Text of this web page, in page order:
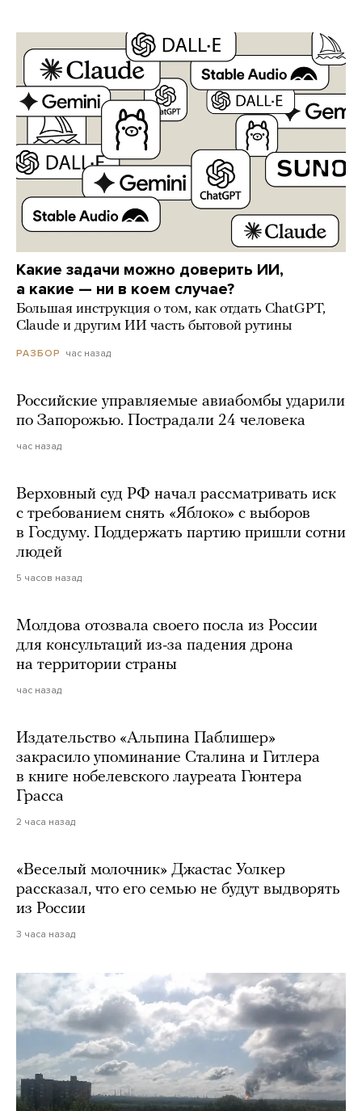
Какие задачи можно доверить ИИ,
а какие — ни в коем случае?
Большая инструкция о том, как отдать ChatGPT,
Claude и другим ИИ часть бытовой рутины
РАЗБОР час назад
Российские управляемые авиабомбы ударили
по Запорожью. Пострадали 24 человека
час назад
Верховный суд РФ начал рассматривать иск
с требованием снять «Яблоко» с выборов
в Госдуму. Поддержать партию пришли сотни
людей
5 часов назад
Молдова отозвала своего посла из России
для консультаций из-за падения дрона
на территории страны
час назад
Издательство «Альпина Паблишер»
закрасило упоминание Сталина и Гитлера
в книге нобелевского лауреата Гюнтера
Грасса
2 часа назад
«Веселый молочник» Джастас Уолкер
рассказал, что его семью не будут выдворять
из России
3 часа назад